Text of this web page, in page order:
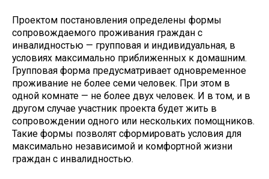
Проектом постановления определены формы
сопровождаемого проживания граждан с
инвалидностью — групповая и индивидуальная, в
условиях максимально приближенных к домашним.
Групповая форма предусматривает одновременное
проживание не более семи человек. При этом в
одной комнате — не более двух человек. И в том, и в
другом случае участник проекта будет жить в
сопровождении одного или нескольких помощников.
Такие формы позволят сформировать условия для
максимально независимой и комфортной жизни
граждан с инвалидностью.